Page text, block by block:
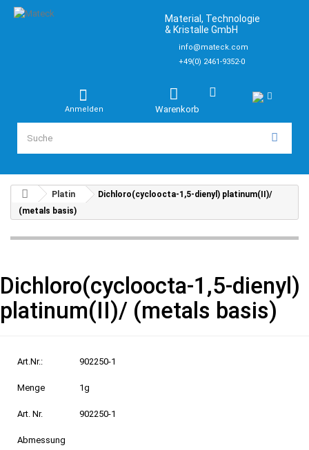
Material, Technologie
& Kristalle GmbH
info@mateck.com
+49(0) 2461-9352-0
Warenkorb
Anmelden
Platin
Dichloro(cycloocta-1,5-dienyl) platinum(II)/
(metals basis)
Dichloro(cycloocta-1,5-dienyl)
platinum(II)/ (metals basis)
Art.Nr.: 902250-1
Menge 1g
Art. Nr. 902250-1
Abmessung